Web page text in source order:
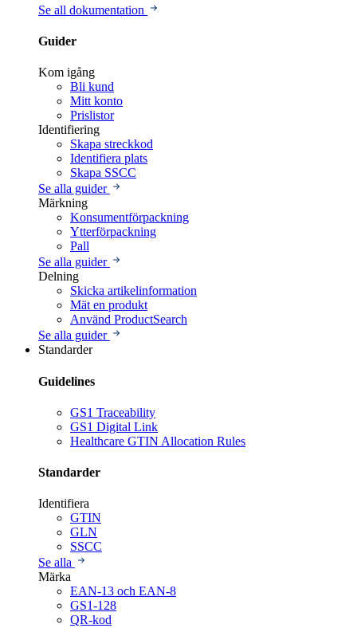
Se all dokumentation
Guider
Kom igång
Bli kund
Mitt konto
Prislistor
Identifiering
Skapa streckkod
Identifiera plats
Skapa SSCC
Se alla guider
Märkning
Konsumentförpackning
Ytterförpackning
Pall
Se alla guider
Delning
Skicka artikelinformation
Mät en produkt
Använd ProductSearch
Se alla guider
Standarder
Guidelines
GS1 Traceability
GS1 Digital Link
Healthcare GTIN Allocation Rules
Standarder
Identifiera
GTIN
GLN
SSCC
Se alla
Märka
EAN-13 och EAN-8
GS1-128
QR-kod